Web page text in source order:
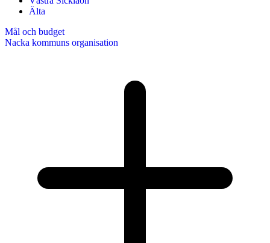
Älta
Mål och budget
Nacka kommuns organisation